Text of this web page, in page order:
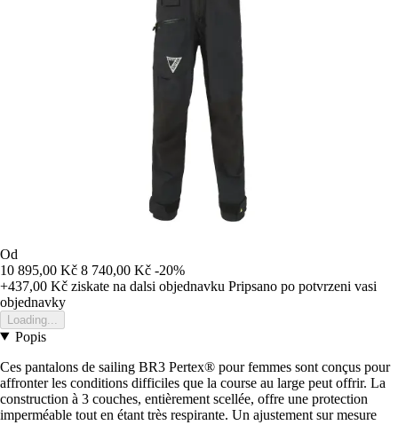
Od
10 895,00 Kč 8 740,00 Kč -20%
+437,00 Kč ziskate na dalsi objednavku Pripsano po potvrzeni vasi
objednavky
Loading...
Popis
Ces pantalons de sailing BR3 Pertex® pour femmes sont conçus pour
affronter les conditions difficiles que la course au large peut offrir. La
construction à 3 couches, entièrement scellée, offre une protection
imperméable tout en étant très respirante. Un ajustement sur mesure